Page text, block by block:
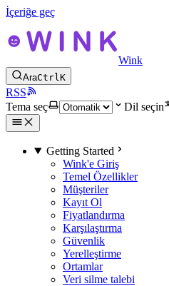
İçeriğe geç
Wink
AraCtrlK
RSS
Tema seç
Dil seçin
Getting Started
Wink'e Giriş
Temel Özellikler
Müşteriler
Kayıt Ol
Fiyatlandırma
Karşılaştırma
Güvenlik
Yerelleştirme
Ortamlar
Veri silme talebi